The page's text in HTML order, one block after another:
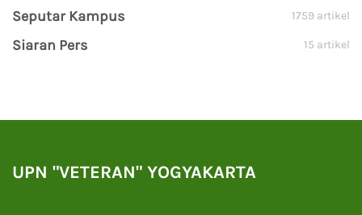
Seputar Kampus 1759 artikel
Siaran Pers 15 artikel
UPN "VETERAN" YOGYAKARTA